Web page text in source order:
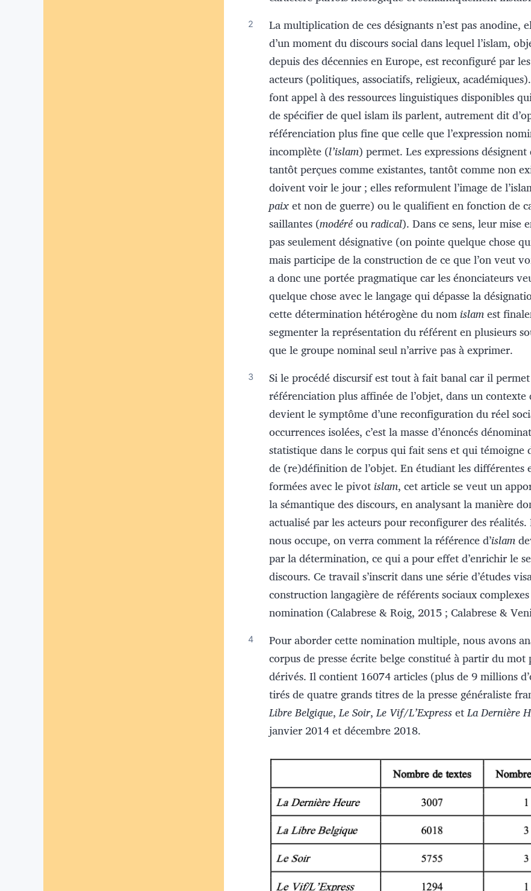
La multiplication de ces désignants n’est pas anodine,
d’un moment du discours social dans lequel l’islam,
depuis des décennies en Europe, est reconfiguré par
acteurs (politiques, associatifs, religieux,
font appel à des ressources linguistiques disponibles
de spécifier de quel islam ils parlent, autrement dit
référenciation plus fine que celle que l’expression
incomplète (l’islam) permet. Les expressions désignent
tantôt perçues comme existantes, tantôt comme non
doivent voir le jour ; elles reformulent l’image de
paixet non de guerre) ou le qualifient en fonction de
saillantes (modéréouradical). Dans ce sens, leur mise
pas seulement désignative (on pointe quelque chose
mais participe de la construction de ce que l’on veut
a donc une portée pragmatique car les énonciateurs
quelque chose avec le langage qui dépasse la
cette détermination hétérogène du nomislamest
segmenter la représentation du référent en plusieurs
que le groupe nominal seul n’arrive pas à exprimer.
Si le procédé discursif est tout à fait banal car il
référenciation plus affinée de l’objet, dans un
devient le symptôme d’une reconfiguration du réel
occurrences isolées, c’est la masse d’énoncés
statistique dans le corpus qui fait sens et qui témoigne
de (re)définition de l’objet. En étudiant les différentes
formées avec le pivotislam, cet article se veut un
la sémantique des discours, en analysant la manière
actualisé par les acteurs pour reconfigurer des réalités.
nous occupe, on verra comment la référence d’islam
par la détermination, ce qui a pour effet d’enrichir le
discours. Ce travail s’inscrit dans une série d’études
construction langagière de référents sociaux
nomination (Calabrese & Roig, 2015 ; Calabrese &
Pour aborder cette nomination multiple, nous avons
corpus de presse écrite belge constitué à partir du
dérivés. Il contient 16074 articles (plus de 9 millions
tirés de quatre grands titres de la presse généraliste
Libre Belgique,Le Soir,Le Vif/L’ExpressetLa Dernière
janvier 2014 et décembre 2018.